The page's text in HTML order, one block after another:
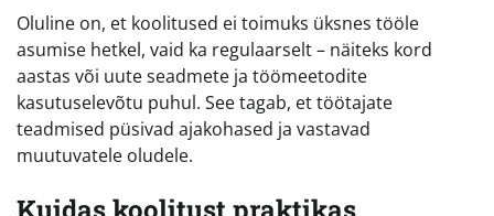
Oluline on, et koolitused ei toimuks üksnes tööle
asumise hetkel, vaid ka regulaarselt – näiteks kord
aastas või uute seadmete ja töömeetodite
kasutuselevõtu puhul. See tagab, et töötajate
teadmised püsivad ajakohased ja vastavad
muutuvatele oludele.